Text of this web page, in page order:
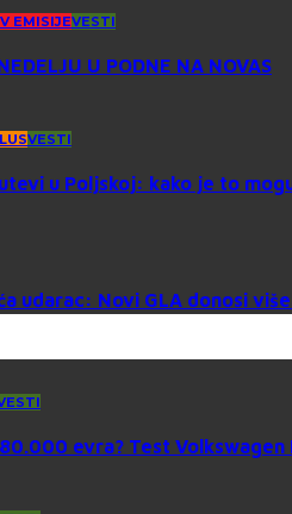
EMISIJEVESTI
U PODNE NA NOVAS
VESTI
u Poljskoj: kako je to
udarac: Novi GLA donosi
evra? Test